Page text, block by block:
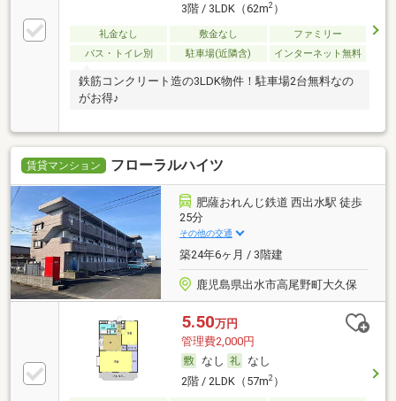
3階 / 3LDK（62m2）
礼金なし 敷金なし
ファミリー
バス・トイレ別
駐車場(近隣含) インターネット無料
鉄筋コンクリート造の3LDK物件！駐車場2台無料なの
がお得♪
賃貸マンション フローラルハイツ
肥薩おれんじ鉄道 西出水駅 徒歩
25分
その他の交通
築24年6ヶ月 / 3階建
鹿児島県出水市高尾野町大久保
5.50万円
管理費2,000円
なし
なし
2階 / 2LDK（57m2）